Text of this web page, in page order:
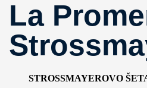
La
STROSSMAYEROVO